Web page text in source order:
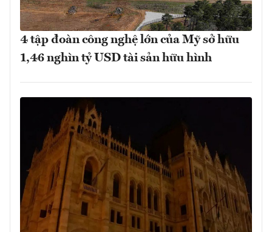
4 tập đoàn công nghệ lớn của Mỹ sở hữu
1,46 nghìn tỷ USD tài sản hữu hình